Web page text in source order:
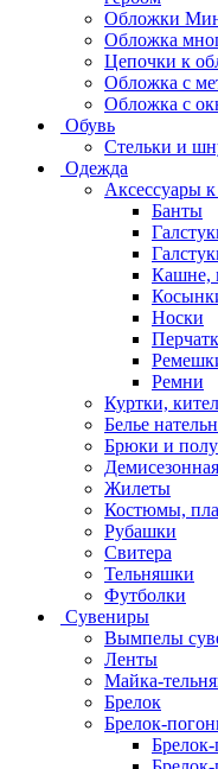
Обложки
Обложка
Цепочки к
Обложка с
Обложка с
Обувь
Стельки и
Одежда
Аксессуары
Банты
Кашне,
Носки
Ремни
Куртки,
Белье
Брюки и
Жилеты
Костюмы,
Рубашки
Свитера
Тельняшки
Футболки
Сувениры
Вымпелы
Ленты
Майка-
Брелок
Брелок-